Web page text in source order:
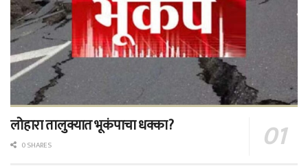
लोहारा तालुक्यात भूकंपाचा धक्का?
0 SHARES